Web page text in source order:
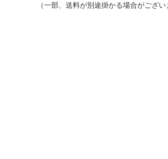
（一部、送料が別途掛かる場合がござい